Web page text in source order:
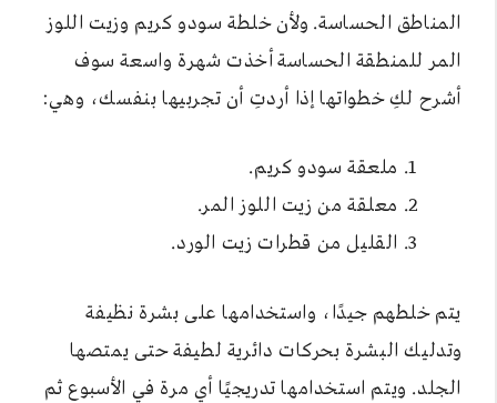
المناطق الحساسة. ولأن خلطة سودو كريم وزيت اللوز
المر للمنطقة الحساسة أخذت شهرة واسعة سوف
أشرح لكِ خطواتها إذا أردتِ أن تجربيها بنفسك، وهي:
ملعقة سودو كريم.
معلقة من زيت اللوز المر.
القليل من قطرات زيت الورد.
يتم خلطهم جيدًا، واستخدامها على بشرة نظيفة
وتدليك البشرة بحركات دائرية لطيفة حتى يمتصها
الجلد. ويتم استخدامها تدريجيًا أي مرة في الأسبوع ثم